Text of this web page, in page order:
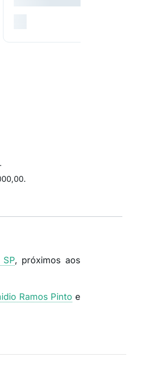
, próximos aos
Ramos Pinto e